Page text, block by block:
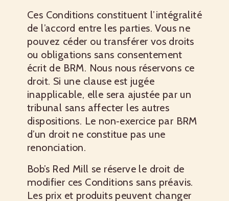
Ces Conditions constituent l’intégralité
de l’accord entre les parties. Vous ne
pouvez céder ou transférer vos droits
ou obligations sans consentement
écrit de BRM. Nous nous réservons ce
droit. Si une clause est jugée
inapplicable, elle sera ajustée par un
tribunal sans affecter les autres
dispositions. Le non‑exercice par BRM
d’un droit ne constitue pas une
renonciation.
Bob’s Red Mill se réserve le droit de
modifier ces Conditions sans préavis.
Les prix et produits peuvent changer